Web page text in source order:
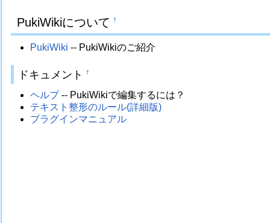
PukiWikiについて †
PukiWiki -- PukiWikiのご紹介
ドキュメント †
ヘルプ-- PukiWikiで編集するには？
テキスト整形のルール(詳細版)
プラグインマニュアル